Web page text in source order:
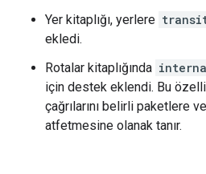
Yer kitaplığı, yerlere
ekledi.
Rotalar kitaplığında
için destek eklendi. Bu
çağrılarını belirli paketlere
atfetmesine olanak tanır.